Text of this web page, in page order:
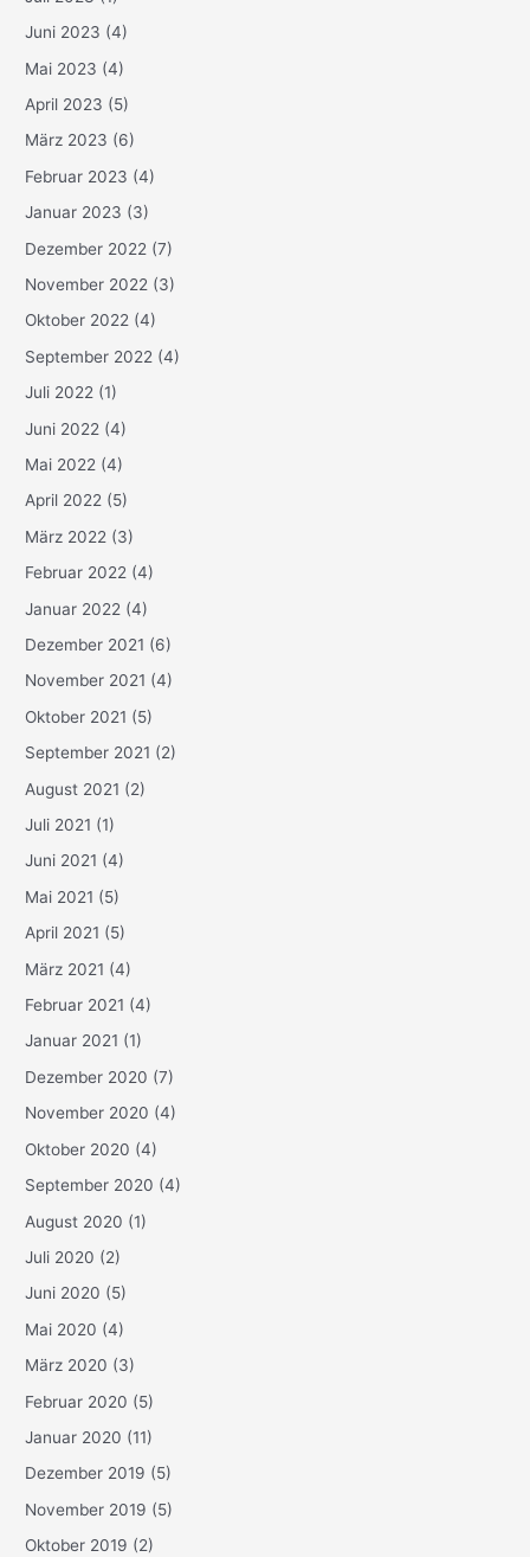
Juni 2023 (4)
Mai 2023 (4)
April 2023 (5)
März 2023 (6)
Februar 2023 (4)
Januar 2023 (3)
Dezember 2022 (7)
November 2022 (3)
Oktober 2022 (4)
September 2022 (4)
Juli 2022 (1)
Juni 2022 (4)
Mai 2022 (4)
April 2022 (5)
März 2022 (3)
Februar 2022 (4)
Januar 2022 (4)
Dezember 2021 (6)
November 2021 (4)
Oktober 2021 (5)
September 2021 (2)
August 2021 (2)
Juli 2021 (1)
Juni 2021 (4)
Mai 2021 (5)
April 2021 (5)
März 2021 (4)
Februar 2021 (4)
Januar 2021 (1)
Dezember 2020 (7)
November 2020 (4)
Oktober 2020 (4)
September 2020 (4)
August 2020 (1)
Juli 2020 (2)
Juni 2020 (5)
Mai 2020 (4)
März 2020 (3)
Februar 2020 (5)
Januar 2020 (11)
Dezember 2019 (5)
November 2019 (5)
Oktober 2019 (2)